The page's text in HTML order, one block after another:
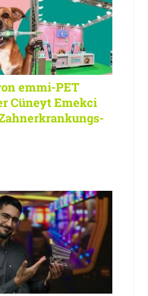
emmi-PET
Cüneyt Emekci